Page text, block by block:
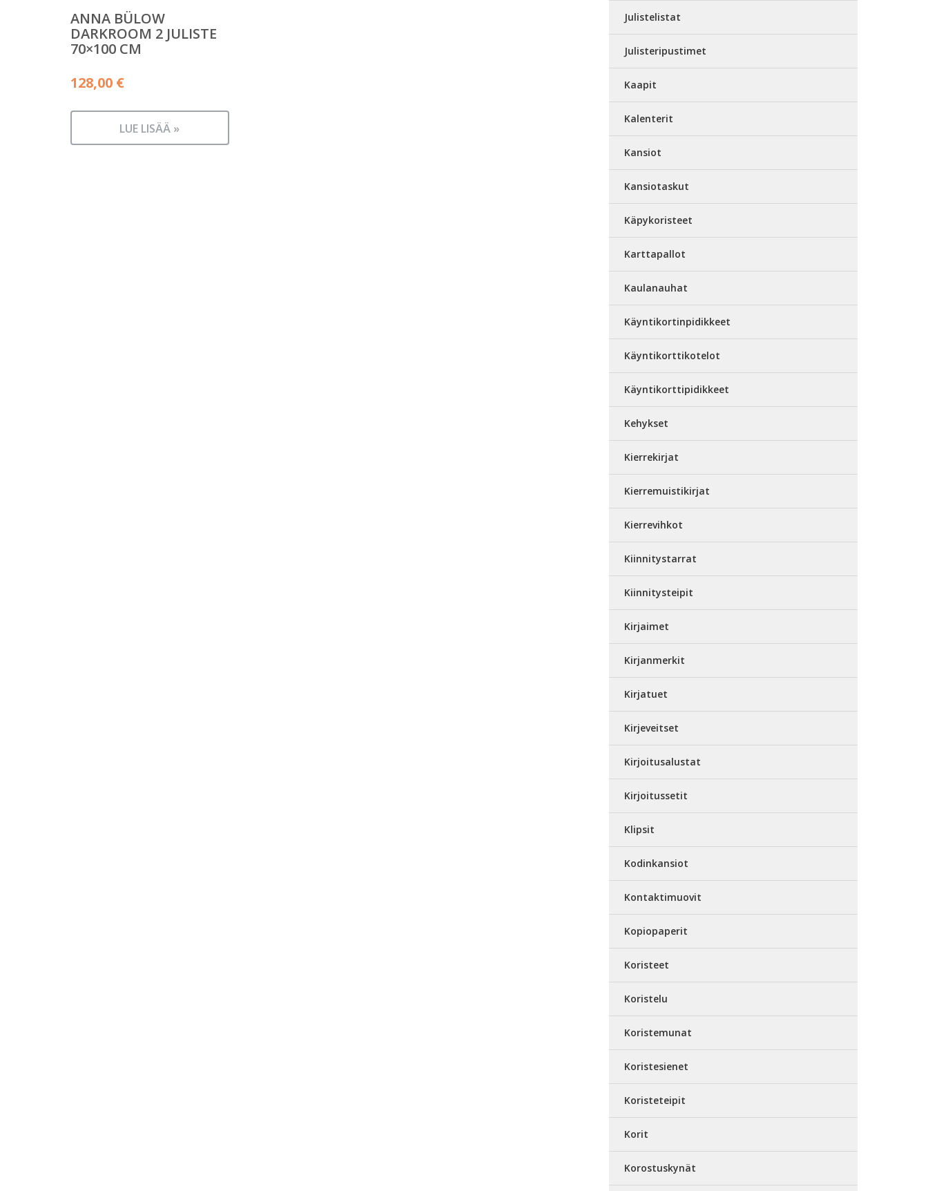
ANNA BÜLOW
DARKROOM 2 JULISTE
70×100 CM
128,00 €
LUE LISÄÄ »
Julistelistat
Julisteripustimet
Kaapit
Kalenterit
Kansiot
Kansiotaskut
Käpykoristeet
Karttapallot
Kaulanauhat
Käyntikortinpidikkeet
Käyntikorttikotelot
Käyntikorttipidikkeet
Kehykset
Kierrekirjat
Kierremuistikirjat
Kierrevihkot
Kiinnitystarrat
Kiinnitysteipit
Kirjaimet
Kirjanmerkit
Kirjatuet
Kirjeveitset
Kirjoitusalustat
Kirjoitussetit
Klipsit
Kodinkansiot
Kontaktimuovit
Kopiopaperit
Koristeet
Koristelu
Koristemunat
Koristesienet
Koristeteipit
Korit
Korostuskynät